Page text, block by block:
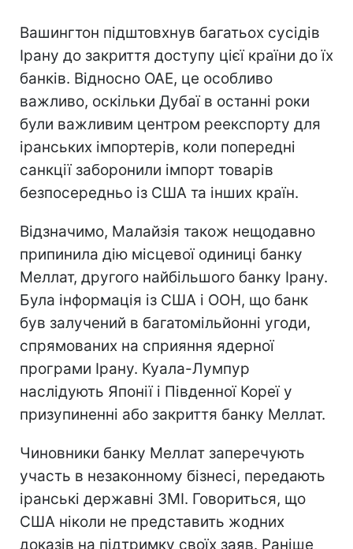
Вашингтон підштовхнув багатьох сусідів
Ірану до закриття доступу цієї країни до їх
банків. Відносно ОАЕ, це особливо
важливо, оскільки Дубаї в останні роки
були важливим центром реекспорту для
іранських імпортерів, коли попередні
санкції заборонили імпорт товарів
безпосередньо із США та інших країн.
Відзначимо, Малайзія також нещодавно
припинила дію місцевої одиниці банку
Меллат, другого найбільшого банку Ірану.
Була інформація із США і ООН, що банк
був залучений в багатомільйонні угоди,
спрямованих на сприяння ядерної
програми Ірану. Куала-Лумпур
наслідують Японії і Південної Кореї у
призупиненні або закриття банку Меллат.
Чиновники банку Меллат заперечують
участь в незаконному бізнесі, передають
іранські державні ЗМІ. Говориться, що
США ніколи не представить жодних
доказів на підтримку своїх заяв. Раніше